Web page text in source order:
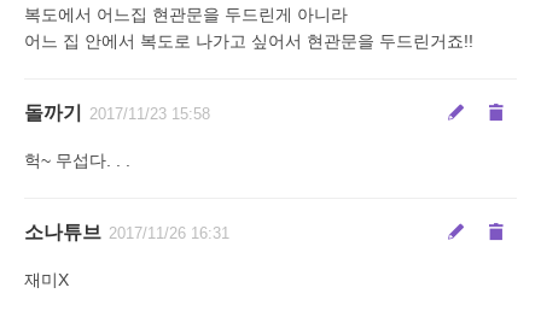
복도에서 어느집 현관문을 두드린게 아니라
어느 집 안에서 복도로 나가고 싶어서 현관문을 두드린거죠!!
돌까기 2017/11/23 15:58
헉~ 무섭다. . .
소나튜브 2017/11/26 16:31
재미X